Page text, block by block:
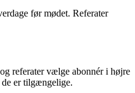
før mødet. Referater
referater vælge abonnér i højre
er tilgængelige.